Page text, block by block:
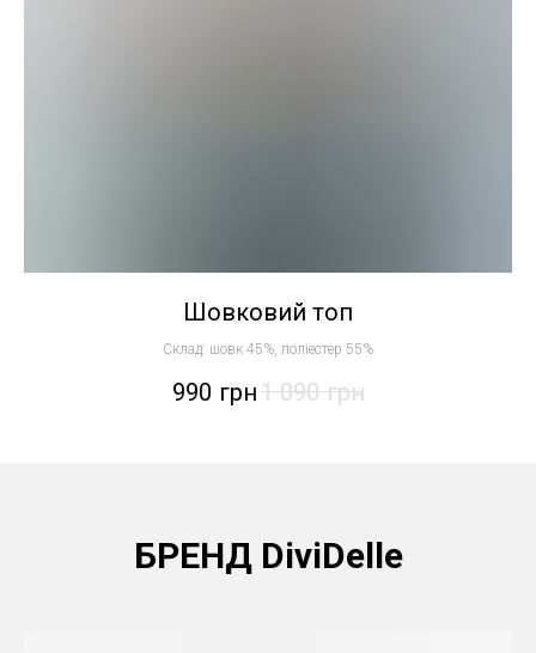
Шовковий топ
Склад: шовк 45%, поліестер 55%
990 грн1 090 грн
БРЕНД DiviDelle